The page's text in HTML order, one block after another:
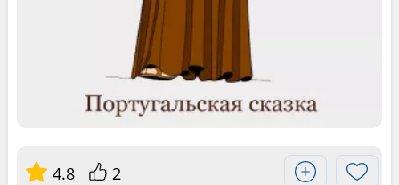
4.8 2